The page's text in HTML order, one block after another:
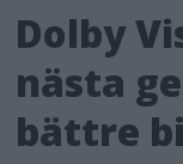
Dolby
nästa
bättre